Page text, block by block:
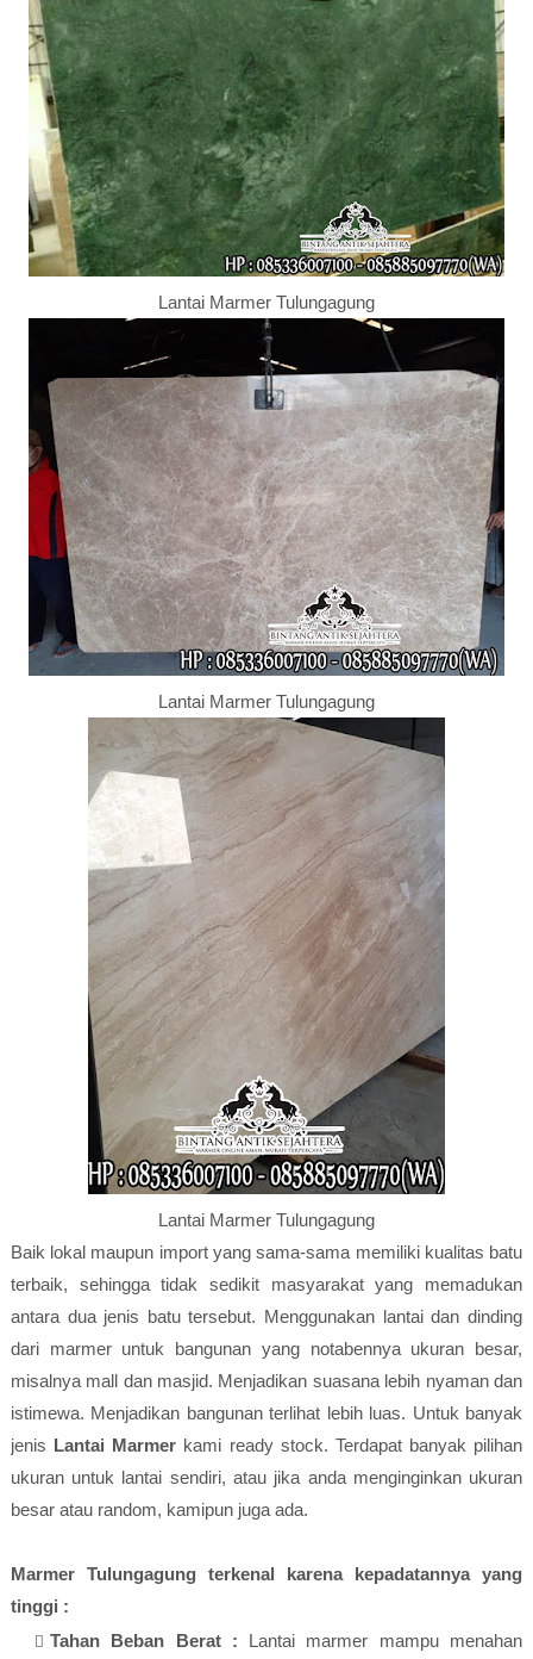
Lantai Marmer Tulungagung
Lantai Marmer Tulungagung
Lantai Marmer Tulungagung
Baik lokal maupun import yang sama-sama memiliki kualitas batu
terbaik, sehingga tidak sedikit masyarakat yang memadukan
antara dua jenis batu tersebut. Menggunakan lantai dan dinding
dari marmer untuk bangunan yang notabennya ukuran besar,
misalnya mall dan masjid. Menjadikan suasana lebih nyaman dan
istimewa. Menjadikan bangunan terlihat lebih luas. Untuk banyak
jenis Lantai Marmer kami ready stock. Terdapat banyak pilihan
ukuran untuk lantai sendiri, atau jika anda menginginkan ukuran
besar atau random, kamipun juga ada.
Marmer Tulungagung terkenal karena kepadatannya yang
tinggi :
Tahan Beban Berat : Lantai marmer mampu menahan